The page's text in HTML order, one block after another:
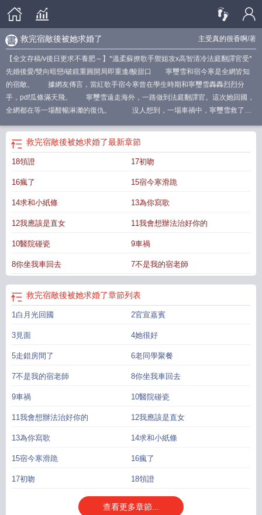
主受真的很香啊/著
救完宿敵後被她求婚了
【全文存稿/v後日更求不養肥～】*溫柔蘇撩歌手禦姐攻x高智清冷法庭翻譯官受*
先婚後愛/雙向暗戀/破鏡重圓開局即重逢/酸甜口 寧璽雪和宿今寒是全網皆知
的宿敵。 據網友傳言，當紅歌手宿今寒曾在學生時期和寧璽雪轟轟烈烈分
手，pdf瓜條滿天飛。 寧璽雪遠走海外，一路做到法庭翻譯官。這次她回國，
全網都在等一場酣暢淋灕的復仇。 沒人想到，一場車禍中，寧璽雪救了宿
諾照顧寧璽雪一輩子。宿今寒：“救命之恩當以身相許，所以我們順便結個婚，沒
問題吧？”寧璽雪：“……”婚後，旁人都說，她是累贅，是負擔，是個早晚要被宿
今寒甩開的廢人。而宿今寒卻對她悉心照顧，餵她喫飯，幫她做手部復健，一根
日慶功宴結束，宿今寒滿身酒氣地回家。寧璽雪正在看一則關於她的緋聞。她提
出離婚，被宿今寒一口拒絕。 宿今寒不由分說地把她推到床上，手指穿過她
之後，寧璽雪打開微博，發現宿今寒親自下場澄清緋聞，公開婚訊。網友：說好
的酣暢淋灕的復仇呢？？！ ps：1v1雙潔雙初戀he。受的身體會好起來，緋聞
———十八線小縣城長大的江銘歐，人生迎來了兩座大山。第一座是她爹——騙
了富婆五十萬，離婚後跑廟裡當和尚去了，問就是“貧僧已斬斷塵緣”。第二座是富
婆的女兒南知衡——直接住進了江銘歐家，不知道為什麼還賴着不走了。 一
開始，江銘歐滿心戒備。她帶着繼姐走到全縣最貴的奶茶店，點了一杯高達十元
的奶茶，付款時錢沒帶夠。江銘歐：“能不能分開付？掃碼五塊，現金五塊。”繼
姐：“……我來吧。” 為了多攢點錢，江銘歐去奶茶店打工。繼姐每天都在店裡
結果，事情開始變得奇怪。江銘歐考駕照，繼姐早上五點起來送。江銘歐高考查
點，江銘歐想去追日出，拍醒繼姐。繼姐半夜開車載她上山頂等天亮。天邊泛紅
時，江銘歐轉頭發現繼姐沒看日出，在看她。江銘歐忍不住問：“你怎麼還不走？”
個問題——她好像不是在讨好債主。她好像，是被債主寵了。*南知衡從沒想到，
跟着母親來到小縣城還能有意外收獲。 她的繼妹江銘歐清瘦單薄，骨架還沒
南知衡隻覺得新鮮。可當她的控制欲和占有欲日益滋生，一切都失控了。江銘歐
你，滿心滿眼隻有你。南知衡恍然醒悟，這些天睏擾自己許久的，原來是愛
意。 *溫柔多金前繼姐x叛逆甜酷小狗妹/年上攻/偽縣城文學/1v1雙潔雙初戀甜
餅he戀愛時雙方均已成年。
救完宿敵後被她求婚了最新章節
18領證 17初吻
16瘋了 15宿今寒滑跪
14求和小紙條 13為你寫歌
12我應該是直女 11我會想辦法治好你的
10醫院碰瓷 9車禍
8你坐我車回去 7不是我的宿老師
救完宿敵後被她求婚了章節列表
1白月光回國 2官宣嘉賓
3見面 4她很好
5走錯房間了 6老同學聚餐
7不是我的宿老師 8你坐我車回去
9車禍 10醫院碰瓷
11我會想辦法治好你的 12我應該是直女
13為你寫歌 14求和小紙條
15宿今寒滑跪 16瘋了
17初吻 18領證
查看更多章節...